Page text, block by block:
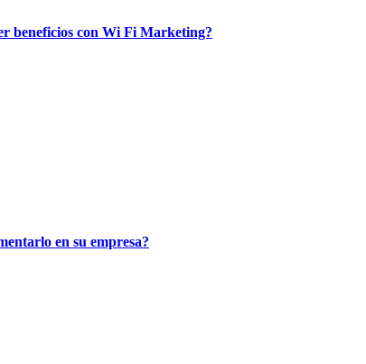
beneficios con Wi Fi Marketing?
en su empresa?